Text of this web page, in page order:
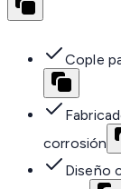
Cople
corrosión
Diseño